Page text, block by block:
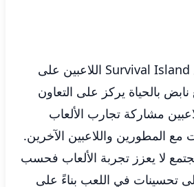
Last Pirate: تشجع Survival Island اللاعبين على
بالحياة يركز على التعاون
مشاركة تجارب الألعاب
مع المطورين واللاعبين الآخرين.
لا يعزز تجربة الألعاب فحسب
تحسينات في اللعب بناءً على